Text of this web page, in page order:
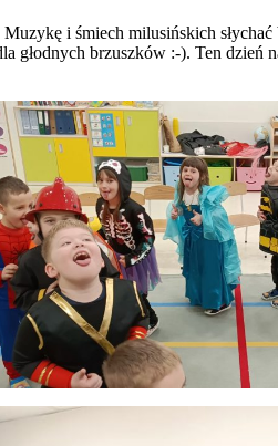
i śmiech milusińskich słychać
głodnych brzuszków :-). Ten dzień